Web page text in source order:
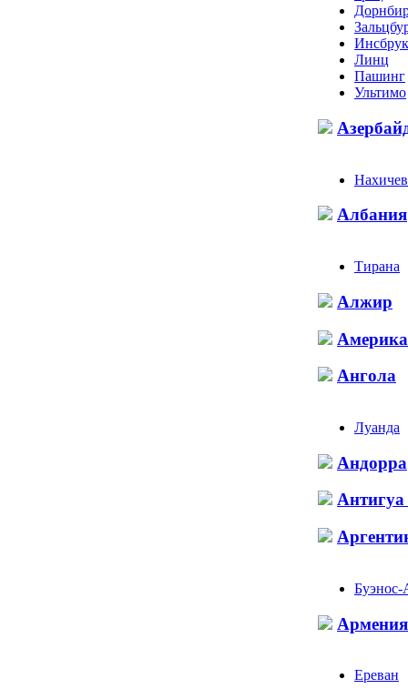
Инсбрук
Линц
Пашинг
Ультимо
Албания
Тирана
Алжир
Ангола
Луанда
Андорра
Буэнос-
Армения
Ереван